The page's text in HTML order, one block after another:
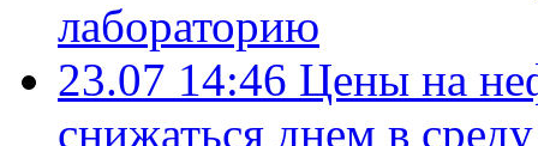
лабораторию
23.07 14:46 Цены на
снижаться днем в среду